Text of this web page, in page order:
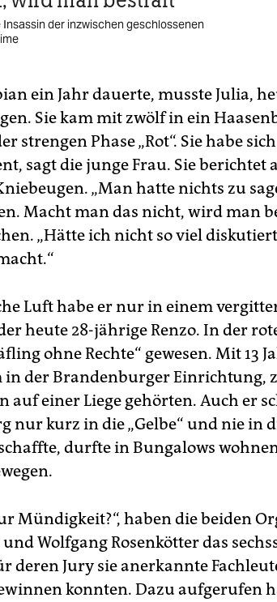
der inzwischen geschlossenen
ein Jahr dauerte, musste Julia,
Sie kam mit zwölf in ein
strengen Phase „Rot“. Sie habe
sagt die junge Frau. Sie berichtet
„Man hatte nichts zu
Macht man das nicht, wird man
„Hätte ich nicht so viel
Luft habe er nur in einem
heute 28-jährige Renzo. In der
ohne Rechte“ gewesen. Mit 13
der Brandenburger Einrichtung,
auf einer Liege gehörten. Auch er
nur kurz in die „Gelbe“ und nie in
durfte in Bungalows
Mündigkeit?“, haben die beiden
Wolfgang Rosenkötter das
deren Jury sie anerkannte
konnten. Dazu aufgerufen